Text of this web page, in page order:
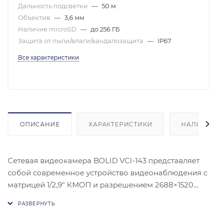
Дальность подсветки — 50 м
Объектив — 3,6 мм
Наличие microSD — до 256 ГБ
Защита от пыли/влаги/вандалозащита — IP67
Все характеристики
ОПИСАНИЕ ХАРАКТЕРИСТИКИ НАЛИЧИЕ
Сетевая видеокамера BOLID VCI-143 представляет
собой современное устройство видеонаблюдения с
матрицей 1/2,9" КМОП и разрешением 2688×1520